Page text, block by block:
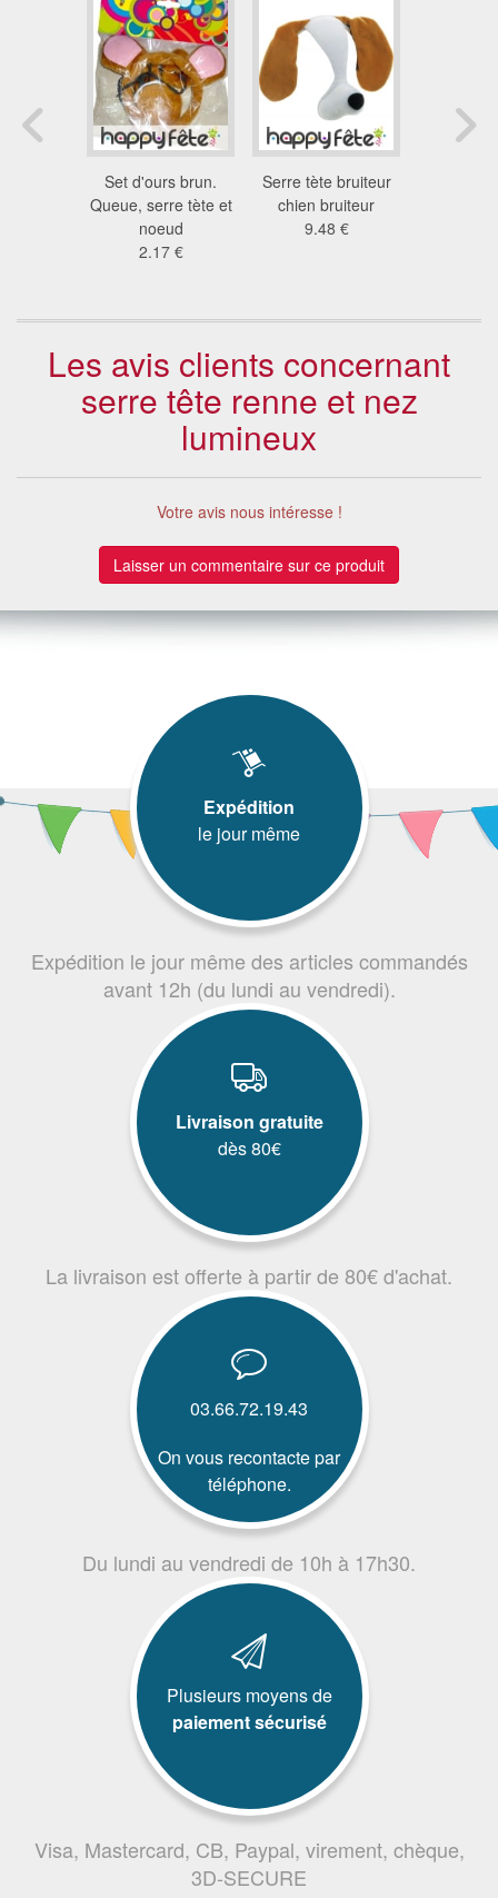
Set d'ours brun.
Queue, serre tète et
noeud
2.17 €
Serre tète bruiteur
chien bruiteur
9.48 €
Les avis clients concernant
serre tête renne et nez
lumineux
Votre avis nous intéresse !
Laisser un commentaire sur ce produit
Expédition
le jour même
Expédition le jour même des articles commandés
avant 12h (du lundi au vendredi).
Livraison gratuite
dès 80€
La livraison est offerte à partir de 80€ d'achat.
03.66.72.19.43
On vous recontacte par
téléphone.
Du lundi au vendredi de 10h à 17h30.
Plusieurs moyens de
paiement sécurisé
Visa, Mastercard, CB, Paypal, virement, chèque,
3D-SECURE